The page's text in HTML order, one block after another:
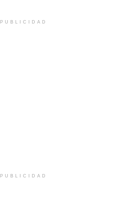
PUBLICIDAD
PUBLICIDAD